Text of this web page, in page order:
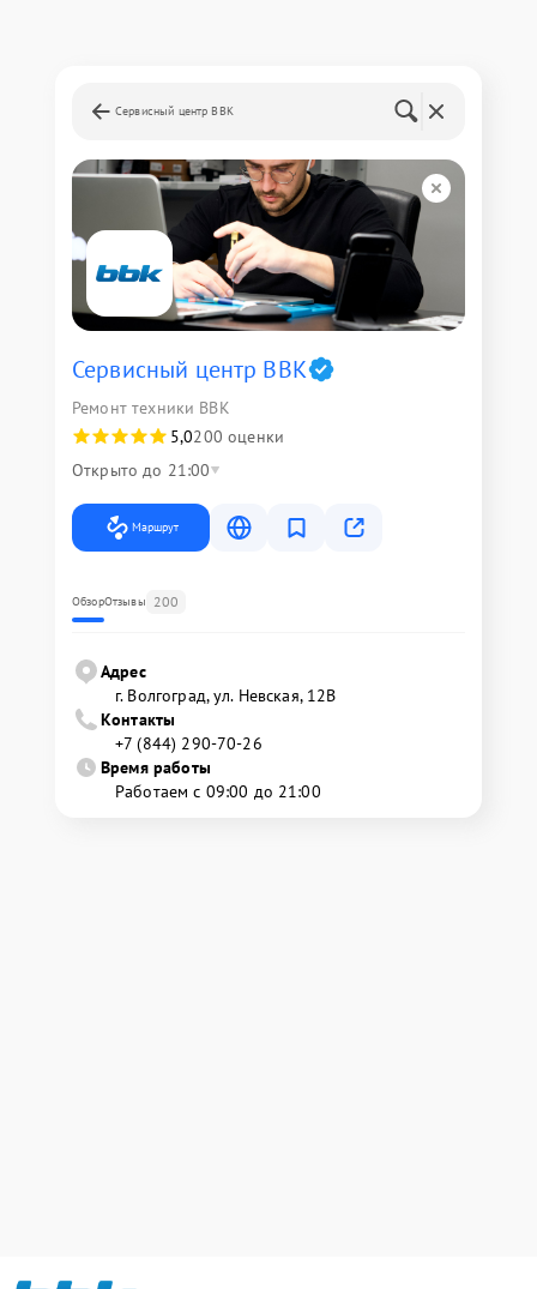
Сервисный центр BBK
Сервисный центр BBK
Ремонт техники BBK
5,0200 оценки
Открыто до 21:00
Маршрут
ОбзорОтзывы 200
Адрес
г. Волгоград, ул. Невская, 12В
Контакты
+7 (844) 290-70-26
Время работы
Работаем с 09:00 до 21:00